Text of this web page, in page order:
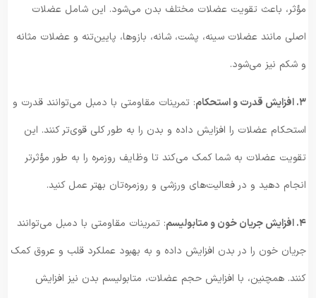
مؤثر، باعث تقویت عضلات مختلف بدن می‌شود. این شامل عضلات
اصلی مانند عضلات سینه، پشت، ‌شانه، بازو‌ها، پایین‌تنه و عضلات مثانه
و شکم نیز می‌شود.
۳. افزایش قدرت و استحکام
: تمرینات مقاومتی با دمبل می‌توانند قدرت و
استحکام عضلات را افزایش داده و بدن را به طور کلی قوی‌تر کنند. این
تقویت عضلات به شما کمک می‌کند تا وظایف روزمره را به طور مؤثرتر
انجام دهید و در فعالیت‌های ورزشی و روزمره‌تان بهتر عمل کنید.
۴. افزایش جریان خون و متابولیسم
: تمرینات مقاومتی با دمبل می‌توانند
جریان خون را در بدن افزایش داده و به بهبود عملکرد قلب و عروق کمک
کنند. همچنین، با افزایش حجم عضلات، متابولیسم بدن نیز افزایش